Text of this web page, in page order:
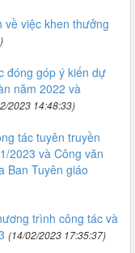
việc khen thưởng
đóng góp ý kiến dự
năm 2022 và
2023 14:48:33)
tác tuyên truyền
2023 và Công văn
Ban Tuyên giáo
trình công tác và
(14/02/2023 17:35:37)